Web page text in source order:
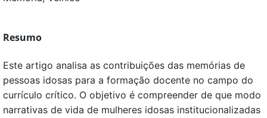
Resumo
Este artigo analisa as contribuições das memórias de
pessoas idosas para a formação docente no campo do
currículo crítico. O objetivo é compreender de que modo
narrativas de vida de mulheres idosas institucionalizadas